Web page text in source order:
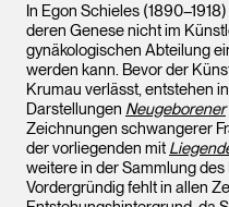
In Egon Schieles
deren Genese nicht im
gynäkologischen Abteilung
werden kann. Bevor der
Krumau verlässt, entstehen
Darstellungen Neugeborener
Zeichnungen schwangerer
der vorliegenden mit
weitere in der Sammlung
Vordergründig fehlt in allen